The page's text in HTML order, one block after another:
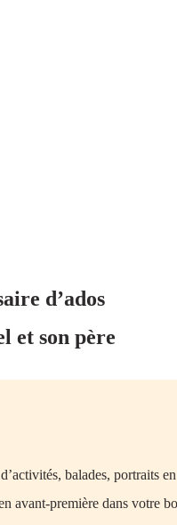
d’ados
et son père
balades, portraits en
avant-première dans votre